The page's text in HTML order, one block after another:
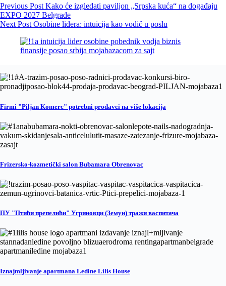
Previous Post Kako će izgledati paviljon „Srpska kuća“ na događaju
EXPO 2027 Belgrade
NextPost Osobine lidera: intuicija kao vodič u poslu
Firmi "Piljan Komerc" potrebni prodavci na više lokacija
Frizersko-kozmetički salon Bubamara Obrenovac
ПУ "Птићи препелићи" Угриновци (Земун) тражи васпитача
Iznajmljivanje apartmana Ledine Lilis House